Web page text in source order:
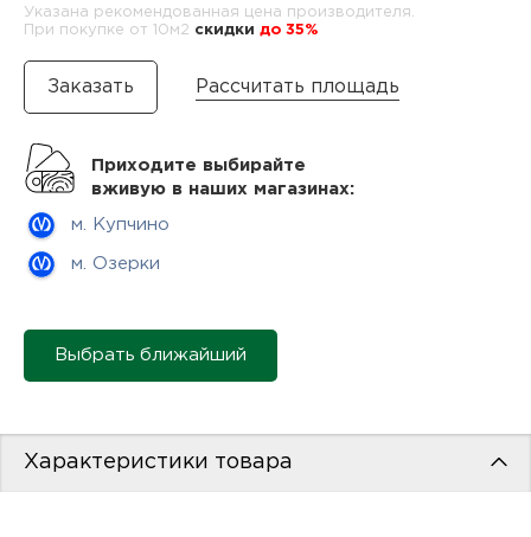
Указана рекомендованная цена производителя.
При покупке от 10м2 cкидки до 35%
Рассчитать площадь
Приходите выбирайте
вживую в наших магазинах:
м. Купчино
м. Озерки
Выбрать ближайший
Характеристики товара